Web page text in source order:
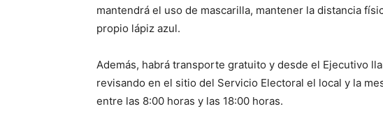
mantendrá el uso de mascarilla, mantener la distancia
propio lápiz azul.
Además, habrá transporte gratuito y desde el Ejecutivo
revisando en el sitio del Servicio Electoral el local y la
entre las 8:00 horas y las 18:00 horas.